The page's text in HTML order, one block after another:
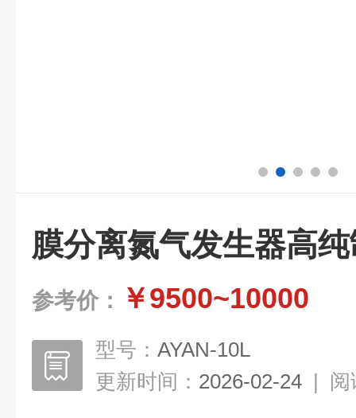
膜分离氮气发生器高
参考价： ￥9500~10000
型号： AYAN-10L
更新时间： 2026-02-24 | 阅